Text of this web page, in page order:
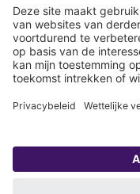
Abonneert
Copyright 1998-2026